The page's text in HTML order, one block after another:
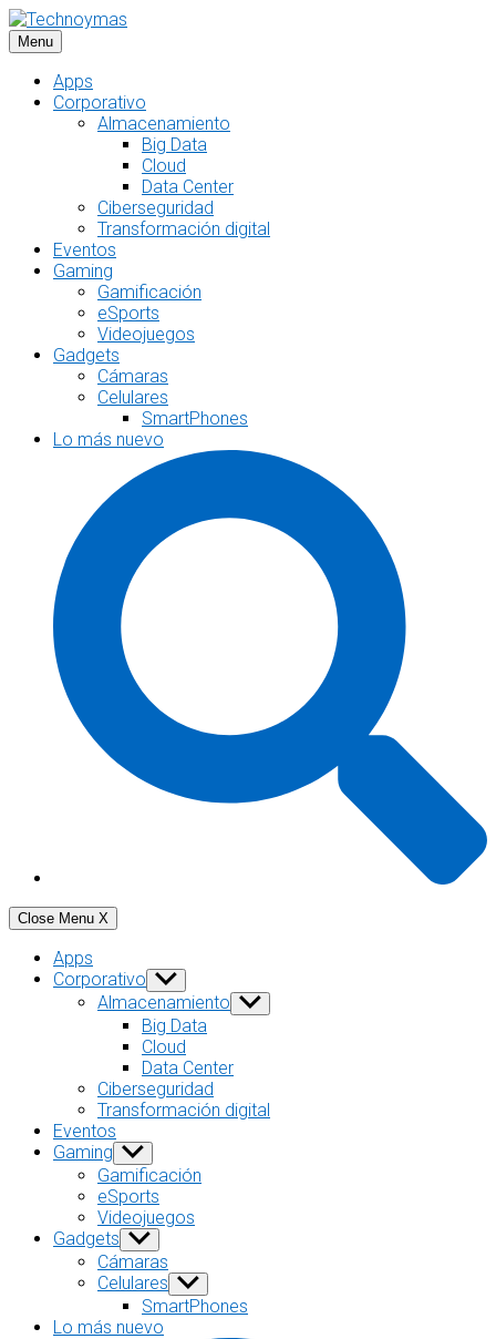
Saltar
al
contenido
Menu
Apps
Corporativo
Almacenamiento
Big Data
Cloud
Data Center
Ciberseguridad
Transformación digital
Eventos
Gaming
Gamificación
eSports
Videojuegos
Gadgets
Cámaras
Celulares
SmartPhones
Lo más nuevo
Close Menu X
Apps
Corporativo Show
sub
menu
Almacenamiento Show
sub
Big Data
Cloud
Data Center
Ciberseguridad
Transformación digital
Eventos
Gaming Show
sub
menu
Gamificación
eSports
Videojuegos
Gadgets Show
sub
menu
Cámaras
Celulares Show
sub
menu
SmartPhones
Lo más nuevo